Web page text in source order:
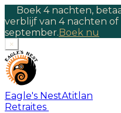
Boek 4 nachten,
verblijf van 4 nachten
september.Boek nu
×
Eagle's NestAtitlan
Retraites